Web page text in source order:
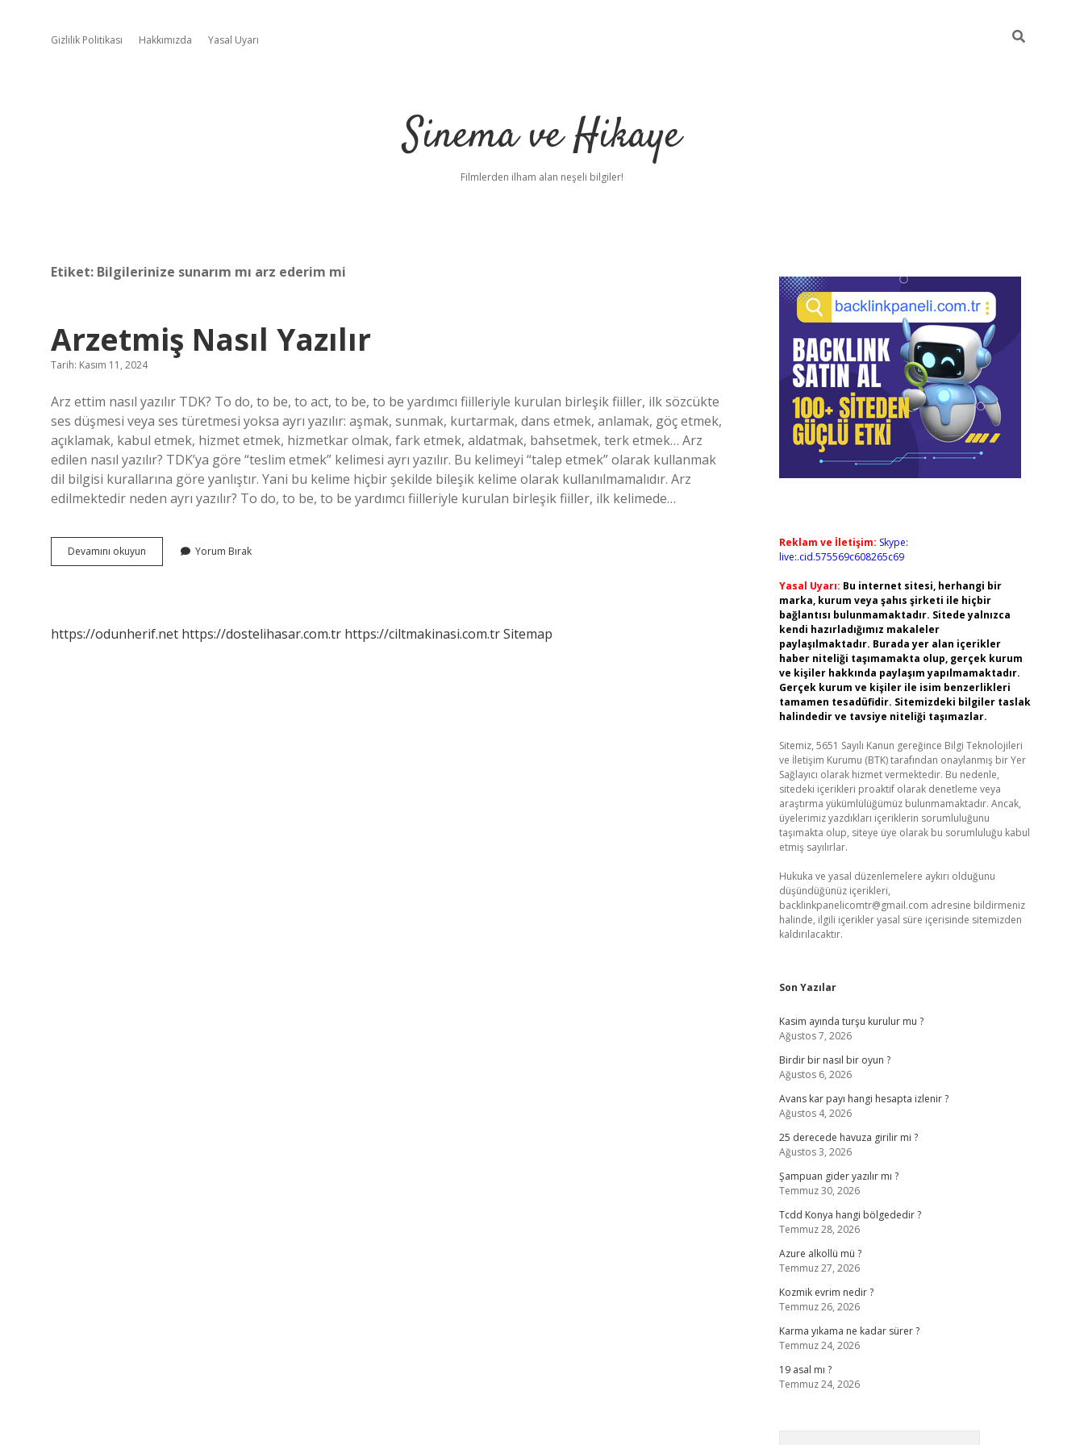
Gizlilik Politikası Hakkımızda Yasal Uyarı
Sinema ve Hikaye
Filmlerden ilham alan neşeli bilgiler!
Etiket: Bilgilerinize sunarım mı arz ederim mi
Arzetmiş Nasıl Yazılır
Tarih: Kasım 11, 2024
Arz ettim nasıl yazılır TDK? To do, to be, to act, to be, to be yardımcı fiilleriyle kurulan birleşik fiiller, ilk sözcükte
ses düşmesi veya ses türetmesi yoksa ayrı yazılır: aşmak, sunmak, kurtarmak, dans etmek, anlamak, göç etmek,
açıklamak, kabul etmek, hizmet etmek, hizmetkar olmak, fark etmek, aldatmak, bahsetmek, terk etmek… Arz
edilen nasıl yazılır? TDK’ya göre “teslim etmek” kelimesi ayrı yazılır. Bu kelimeyi “talep etmek” olarak kullanmak
dil bilgisi kurallarına göre yanlıştır. Yani bu kelime hiçbir şekilde bileşik kelime olarak kullanılmamalıdır. Arz
edilmektedir neden ayrı yazılır? To do, to be, to be yardımcı fiilleriyle kurulan birleşik fiiller, ilk kelimede…
Devamını okuyun Arzetmiş
Nasıl
Yorum Bırak
https://odunherif.net https://dostelihasar.com.tr https://ciltmakinasi.com.trSitemap
Sidebar
Reklam ve İletişim: Skype:
live:.cid.575569c608265c69
Yasal Uyarı: Bu internet sitesi, herhangi bir
marka, kurum veya şahıs şirketi ile hiçbir
bağlantısı bulunmamaktadır. Sitede yalnızca
kendi hazırladığımız makaleler
paylaşılmaktadır. Burada yer alan içerikler
haber niteliği taşımamakta olup, gerçek kurum
ve kişiler hakkında paylaşım yapılmamaktadır.
Gerçek kurum ve kişiler ile isim benzerlikleri
tamamen tesadüfidir. Sitemizdeki bilgiler taslak
halindedir ve tavsiye niteliği taşımazlar.
Sitemiz, 5651 Sayılı Kanun gereğince Bilgi Teknolojileri
ve İletişim Kurumu (BTK) tarafından onaylanmış bir Yer
Sağlayıcı olarak hizmet vermektedir. Bu nedenle,
sitedeki içerikleri proaktif olarak denetleme veya
araştırma yükümlülüğümüz bulunmamaktadır. Ancak,
üyelerimiz yazdıkları içeriklerin sorumluluğunu
taşımakta olup, siteye üye olarak bu sorumluluğu kabul
etmiş sayılırlar.
Hukuka ve yasal düzenlemelere aykırı olduğunu
düşündüğünüz içerikleri,
backlinkpanelicomtr@gmail.com adresine bildirmeniz
halinde, ilgili içerikler yasal süre içerisinde sitemizden
kaldırılacaktır.
Son Yazılar
Kasim ayında turşu kurulur mu ?
Ağustos 7, 2026
Birdir bir nasıl bir oyun ?
Ağustos 6, 2026
Avans kar payı hangi hesapta izlenir ?
Ağustos 4, 2026
25 derecede havuza girilir mi ?
Ağustos 3, 2026
Şampuan gider yazılır mı ?
Temmuz 30, 2026
Tcdd Konya hangi bölgededir ?
Temmuz 28, 2026
Azure alkollü mü ?
Temmuz 27, 2026
Kozmik evrim nedir ?
Temmuz 26, 2026
Karma yıkama ne kadar sürer ?
Temmuz 24, 2026
19 asal mı ?
Temmuz 24, 2026